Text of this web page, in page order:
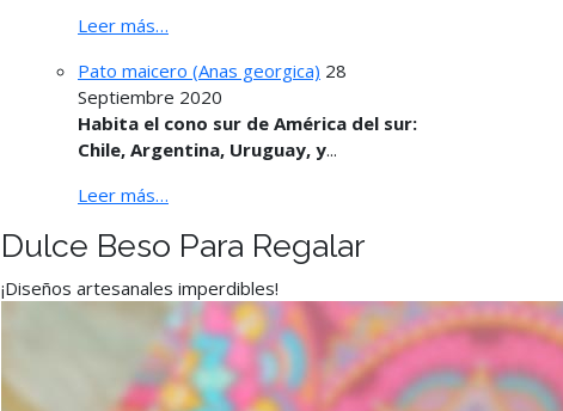
Leer más…
Pato maicero (Anas georgica) 28
Septiembre 2020
Habita el cono sur de América del sur:
Chile, Argentina, Uruguay, y...
Leer más…
Dulce Beso Para Regalar
¡Diseños artesanales imperdibles!